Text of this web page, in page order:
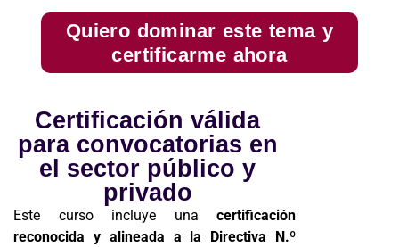
Quiero dominar este tema y
certificarme ahora
Certificación válida
para convocatorias en
el sector público y
privado
Este curso incluye unacertificación
reconocida y alineada a la Directiva N.º